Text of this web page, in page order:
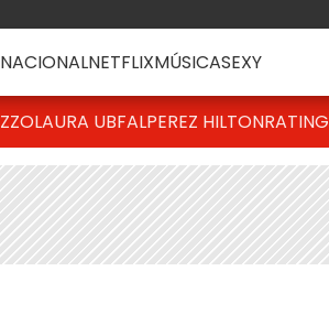
NETFLIXMÚSICASEXY
LAURA UBFALPEREZ HILTONRATING